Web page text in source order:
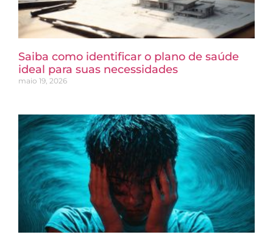
Saiba como identificar o plano de saúde
ideal para suas necessidades
maio 19, 2026